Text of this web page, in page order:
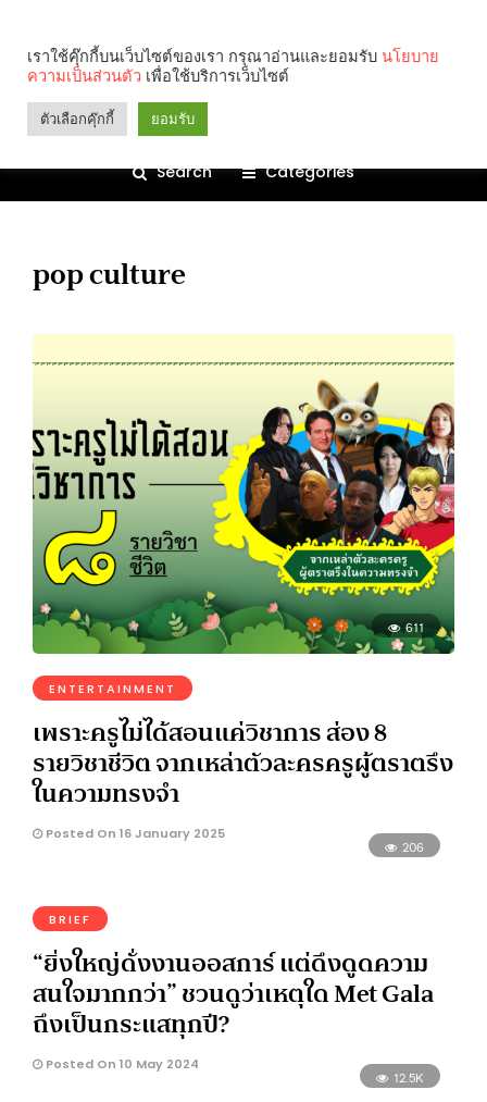
Search Categories
pop culture
611
ENTERTAINMENT
เพราะครูไม่ได้สอนแค่วิชาการ ส่อง 8
รายวิชาชีวิต จากเหล่าตัวละครครูผู้ตราตรึง
ในความทรงจำ
Posted On 16 January 2025
206
BRIEF
“ยิ่งใหญ่ดั่งงานออสการ์ แต่ดึงดูดความ
สนใจมากกว่า” ชวนดูว่าเหตุใด Met Gala
ถึงเป็นกระแสทุกปี?
Posted On 10 May 2024
12.5K
เราใช้คุ๊กกี้บนเว็บไซต์ของเรา กรุณาอ่านและยอมรับ นโยบาย
ความเป็นส่วนตัว เพื่อใช้บริการเว็บไซต์
ตัวเลือกคุ๊กกี้ ยอมรับ